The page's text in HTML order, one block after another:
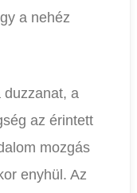
a nehéz
duzzanat, a
az érintett
mozgás
enyhül. Az